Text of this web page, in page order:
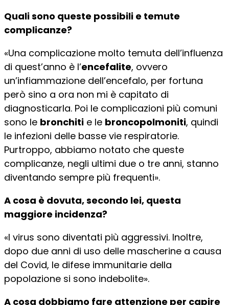
Quali sono queste possibili e temute
complicanze?
«Una complicazione molto temuta dell’influenza
di quest’anno è l’encefalite, ovvero
un’infiammazione dell’encefalo, per fortuna
però sino a ora non mi è capitato di
diagnosticarla. Poi le complicazioni più comuni
sono le bronchiti e le broncopolmoniti, quindi
le infezioni delle basse vie respiratorie.
Purtroppo, abbiamo notato che queste
complicanze, negli ultimi due o tre anni, stanno
diventando sempre più frequenti».
A cosa è dovuta, secondo lei, questa
maggiore incidenza?
«I virus sono diventati più aggressivi. Inoltre,
dopo due anni di uso delle mascherine a causa
del Covid, le difese immunitarie della
popolazione si sono indebolite».
A cosa dobbiamo fare attenzione per capire